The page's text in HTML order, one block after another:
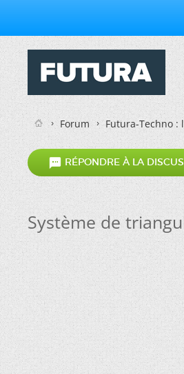
Forum Futura-Techno
 RÉPONDRE À LA
Système de